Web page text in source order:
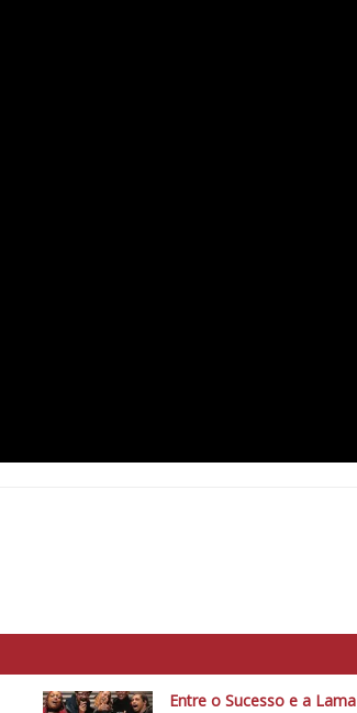
Entre o Sucesso e a Lama